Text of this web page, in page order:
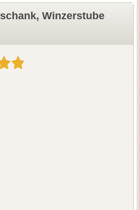
Winzerstube